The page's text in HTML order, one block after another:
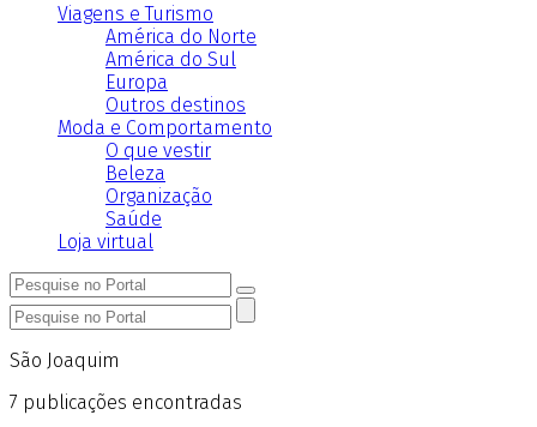
Viagens e Turismo
América do Norte
América do Sul
Europa
Outros destinos
Moda e Comportamento
O que vestir
Beleza
Organização
Saúde
Loja virtual
São Joaquim
7 publicações encontradas